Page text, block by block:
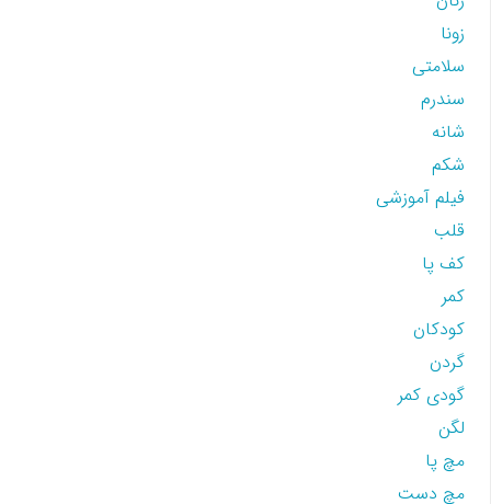
زونا
سلامتی
سندرم
شانه
شکم
فیلم آموزشی
قلب
کف پا
کمر
کودکان
گردن
گودی کمر
لگن
مچ پا
مچ دست